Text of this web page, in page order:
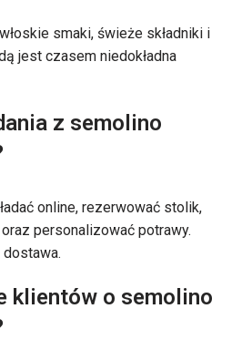
smaki, świeże składniki i
jest czasem niedokładna
z semolino
online, rezerwować stolik,
personalizować potrawy.
klientów o semolino